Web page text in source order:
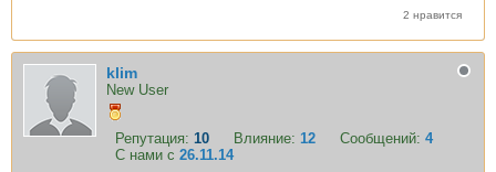
2 нравится
klim
New User
Репутация: 10 Влияние: 12 Сообщений: 4
С нами с 26.11.14